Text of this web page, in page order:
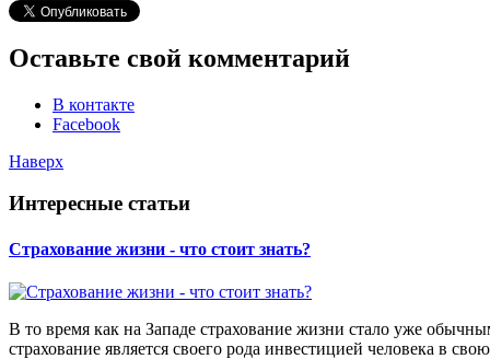
Оставьте свой комментарий
В контакте
Facebook
Наверх
Интересные статьи
Страхование жизни - что стоит знать?
В то время как на Западе страхование жизни стало уже
страхование является своего рода инвестицией человека в